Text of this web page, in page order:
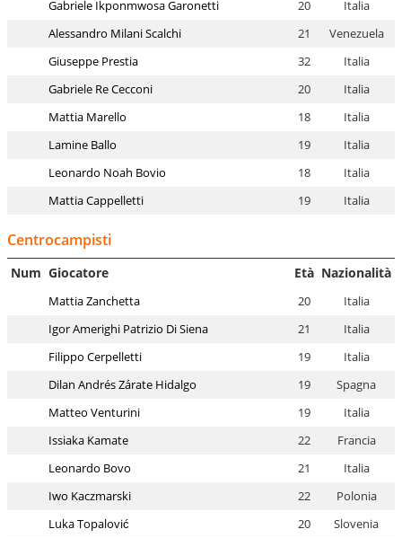
Gabriele Ikponmwosa Garonetti
20
Italia
Alessandro Milani Scalchi
21
Venezuela
Giuseppe Prestia
32
Italia
Gabriele Re Cecconi
20
Italia
Mattia Marello
18
Italia
Lamine Ballo
19
Italia
Leonardo Noah Bovio
18
Italia
Mattia Cappelletti
19 Italia
Centrocampisti
Num Giocatore Età Nazionalità
Mattia Zanchetta 20
Italia
Igor Amerighi Patrizio Di Siena
21
Italia
Filippo Cerpelletti
19
Italia
Dilan Andrés Zárate Hidalgo
19
Spagna
Matteo Venturini
19
Italia
Issiaka Kamate
22
Francia
Leonardo Bovo
21
Italia
Iwo Kaczmarski
22
Polonia
Luka Topalović
20
Slovenia